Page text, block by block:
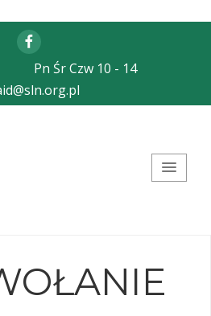
Facebook
Pn Śr Czw 10 - 14